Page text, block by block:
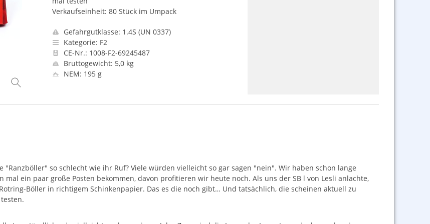
Verkaufseinheit: 80 Stück im Umpack
Gefahrgutklasse: 1.4S (UN 0337)
Kategorie: F2
CE-Nr.: 1008-F2-69245487
Bruttogewicht: 5,0 kg
NEM: 195 g
"Ranzböller" so schlecht wie ihr Ruf? Viele würden vielleicht so gar sagen "nein". Wir haben schon lange
ein paar große Posten bekommen, davon profitieren wir heute noch. Als uns der SB l von Lesli anlachte,
Böller in richtigem Schinkenpapier. Das es die noch gibt… Und tatsächlich, die scheinen aktuell zu